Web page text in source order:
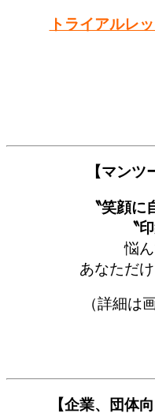
トライアルレ
【マンツ
〝笑顔に
〝
悩
あなただ
（詳細は
【企業、団体